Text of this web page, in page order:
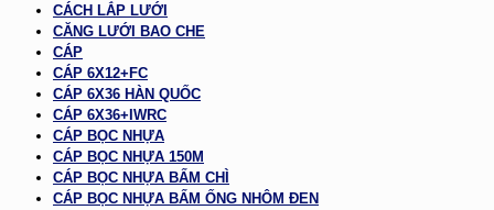
CÁCH LẮP LƯỚI
CĂNG LƯỚI BAO CHE
CÁP
CÁP 6X12+FC
CÁP 6X36 HÀN QUỐC
CÁP 6X36+IWRC
CÁP BỌC NHỰA
CÁP BỌC NHỰA 150M
CÁP BỌC NHỰA BẤM CHÌ
CÁP BỌC NHỰA BẤM ỐNG NHÔM ĐEN